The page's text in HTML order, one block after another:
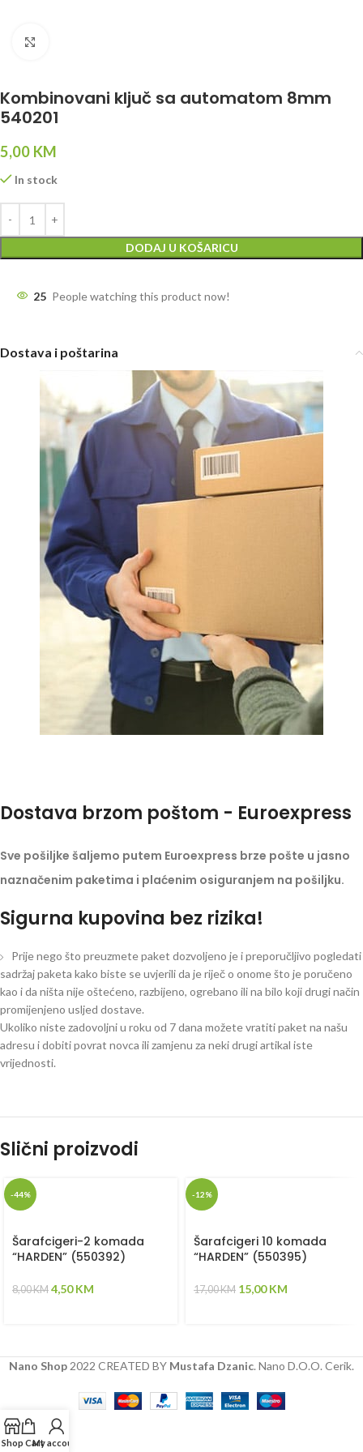
Kombinovani ključ sa automatom 8mm
540201
5,00 KM
In stock
DODAJ U KOŠARICU
25 People watching this product now!
Dostava i poštarina
Dostava brzom poštom - Euroexpress
Sve pošiljke šaljemo putem Euroexpress brze pošte u jasno
naznačenim paketima i plaćenim osiguranjem na pošiljku.
Sigurna kupovina bez rizika!
Prije nego što preuzmete paket dozvoljeno je i preporučljivo pogledati
sadržaj paketa kako biste se uvjerili da je riječ o onome što je poručeno
kao i da ništa nije oštećeno, razbijeno, ogrebano ili na bilo koji drugi način
promijenjeno usljed dostave.
Ukoliko niste zadovoljni u roku od 7 dana možete vratiti paket na našu
adresu i dobiti povrat novca ili zamjenu za neki drugi artikal iste
vrijednosti.
Slični proizvodi
-44%
Šarafcigeri-2 komada
“HARDEN” (550392)
8,00KM 4,50KM
-12%
Šarafcigeri 10 komada
“HARDEN” (550395)
17,00KM 15,00KM
Nano Shop 2022 CREATED BY Mustafa Dzanic. Nano D.O.O. Cerik.
Shop Cart
My account